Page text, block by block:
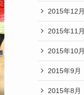
2015年12月
2015年11月
2015年10月
2015年9月
2015年8月